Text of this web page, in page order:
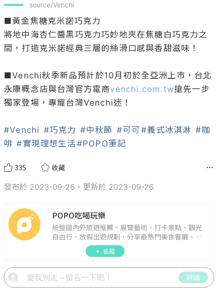
source/Venchi
■黃金焦糖克米諾巧克力
將地中海杏仁醬黑巧克力巧妙地夾在焦糖白巧克力之
間，打造克米諾經典三層的絲滑口感與香甜滋味！
■Venchi秋季新品預計於10月初於全亞洲上市，台北
永康概念店與台灣官方電商venchi.com.tw搶先一步
獨家登場，專寵台灣Venchi迷！
#Venchi #巧克力 #中秋節 #可可 #義式冰淇淋 #咖
啡 #實現理想生活 #POPO筆記
335 收藏
發布於 2023-09-26，更新於 2023-09-26
POPO吃喝玩樂
統整國內外旅遊推薦、展覽藝術、打卡景點、觀光
自由行、放假出遊規劃，分享最熱門美食餐廳、約
會聚餐、人氣甜點、速食手搖飲、3C科技、心理測
驗、星座運勢、生活雜貨、吃喝玩樂實用資訊。
追蹤
評論